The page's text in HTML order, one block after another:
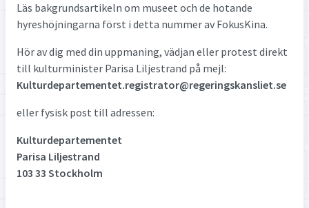
Läs bakgrundsartikeln om museet och de hotande
hyreshöjningarna först i detta nummer av FokusKina.
Hör av dig med din uppmaning, vädjan eller protest direkt
till kulturminister Parisa Liljestrand på mejl:
Kulturdepartementet.registrator@regeringskansliet.se
eller fysisk post till adressen:
Kulturdepartementet
Parisa Liljestrand
103 33 Stockholm